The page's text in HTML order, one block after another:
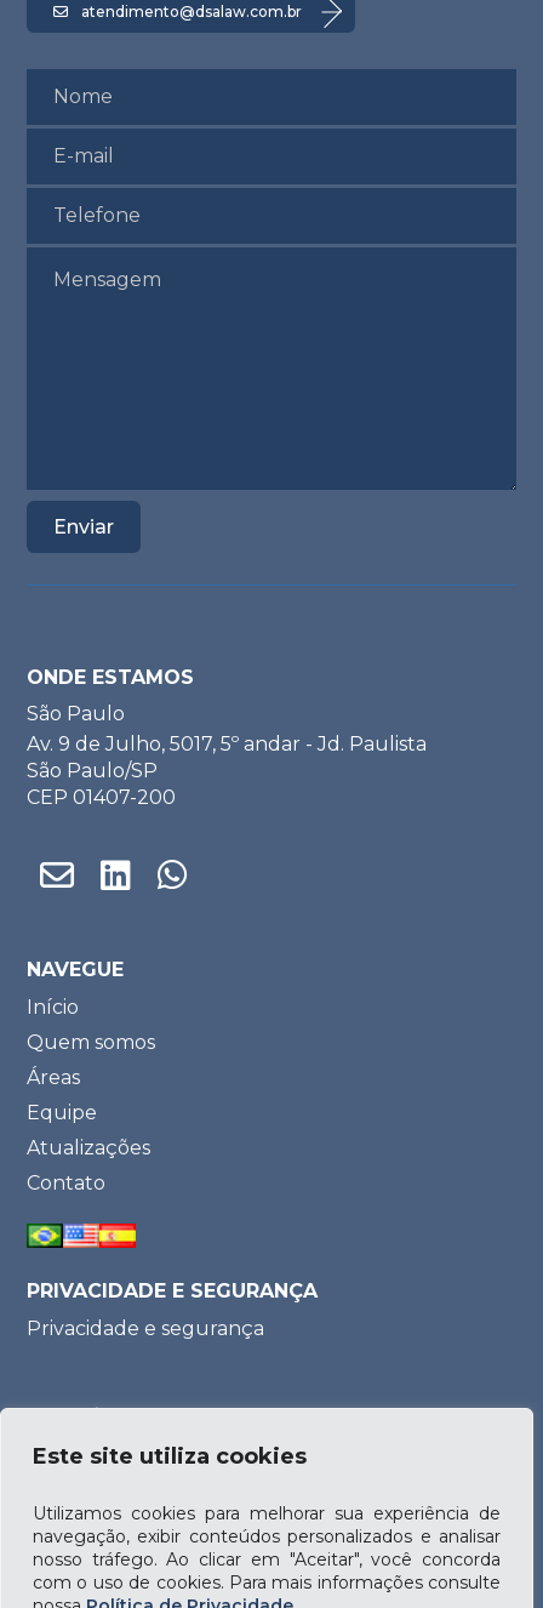
Este site utiliza cookies
Utilizamos cookies para melhorar sua experiência de
navegação, exibir conteúdos personalizados e analisar
nosso tráfego. Ao clicar em "Aceitar", você concorda
com o uso de cookies. Para mais informações consulte
atendimento@dsalaw.com.br
ONDE ESTAMOS
São Paulo
Av. 9 de Julho, 5017, 5º andar - Jd. Paulista
São Paulo/SP
CEP 01407-200
NAVEGUE
Início
Quem somos
Áreas
Equipe
Atualizações
Contato
PRIVACIDADE E SEGURANÇA
Privacidade e segurança